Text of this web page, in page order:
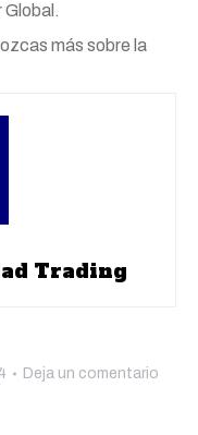
Global.
más sobre la
Trading
Deja un comentario